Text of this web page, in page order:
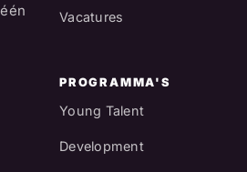
Vacatures
PROGRAMMA'S
Young Talent
Development